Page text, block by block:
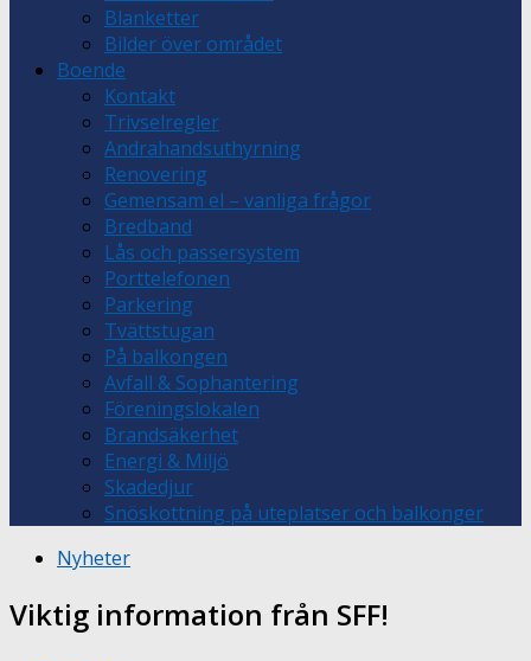
Blanketter
Bilder över området
Boende
Kontakt
Trivselregler
Andrahandsuthyrning
Renovering
Gemensam el – vanliga frågor
Bredband
Lås och passersystem
Porttelefonen
Parkering
Tvättstugan
På balkongen
Avfall & Sophantering
Föreningslokalen
Brandsäkerhet
Energi & Miljö
Skadedjur
Snöskottning på uteplatser och balkonger
Nyheter
Viktig information från SFF!